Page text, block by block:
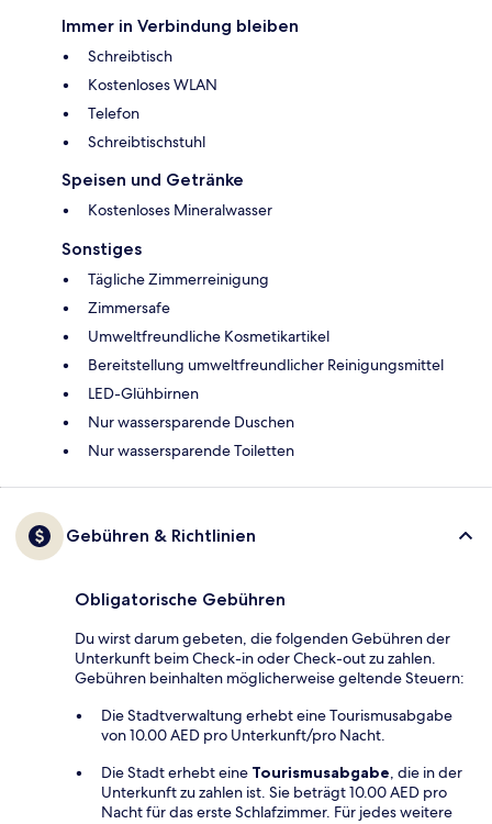
Immer in Verbindung bleiben
Schreibtisch
Kostenloses WLAN
Telefon
Schreibtischstuhl
Speisen und Getränke
Kostenloses Mineralwasser
Sonstiges
Tägliche Zimmerreinigung
Zimmersafe
Umweltfreundliche Kosmetikartikel
Bereitstellung umweltfreundlicher Reinigungsmittel
LED-Glühbirnen
Nur wassersparende Duschen
Nur wassersparende Toiletten
Gebühren & Richtlinien
Obligatorische Gebühren
Du wirst darum gebeten, die folgenden Gebühren der
Unterkunft beim Check-in oder Check-out zu zahlen.
Gebühren beinhalten möglicherweise geltende Steuern:
Die Stadtverwaltung erhebt eine Tourismusabgabe
von 10.00 AED pro Unterkunft/pro Nacht.
Die Stadt erhebt eine Tourismusabgabe, die in der
Unterkunft zu zahlen ist. Sie beträgt 10.00 AED pro
Nacht für das erste Schlafzimmer. Für jedes weitere